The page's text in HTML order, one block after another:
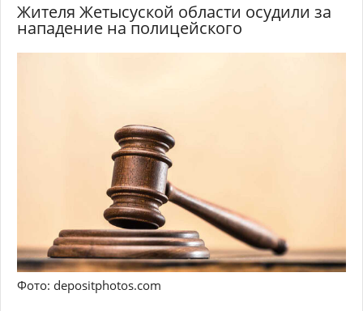
Жителя Жетысуской области осудили за
нападение на полицейского
Фото: depositphotos.com